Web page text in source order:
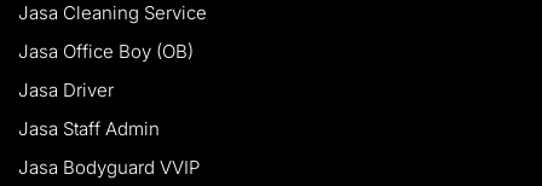
Jasa Cleaning Service
Jasa Office Boy (OB)
Jasa Driver
Jasa Staff Admin
Jasa Bodyguard VVIP